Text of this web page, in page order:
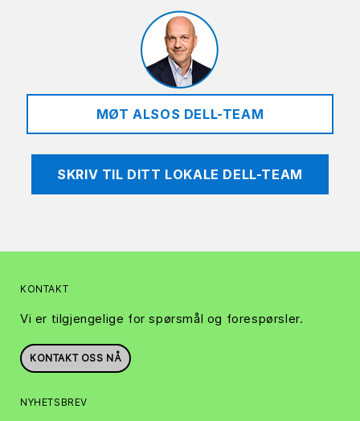
MØT ALSOS DELL-TEAM
SKRIV TIL DITT LOKALE DELL-TEAM
KONTAKT
Vi er tilgjengelige for spørsmål og forespørsler.
KONTAKT OSS NÅ
NYHETSBREV